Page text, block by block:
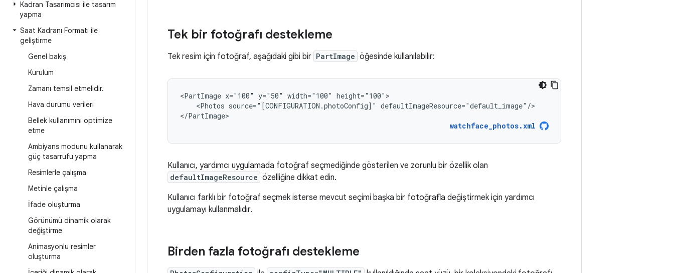
Kadran Tasarımcısı ile tasarım
yapma
Saat Kadranı Formatı ile
geliştirme
Genel bakış
Kurulum
Zamanı temsil etmelidir.
Hava durumu verileri
Bellek kullanımını optimize
etme
Ambiyans modunu kullanarak
güç tasarrufu yapma
Resimlerle çalışma
Metinle çalışma
İfade oluşturma
Görünümü dinamik olarak
değiştirme
Animasyonlu resimler
oluşturma
Tek bir fotoğrafı destekleme
Tek resim için fotoğraf, aşağıdaki gibi bir PartImage öğesinde kullanılabilir:
<PartImage x="100" y="50" width="100"
<Photos source="[CONFIGURATION.photoConfig]" defaultImageResource="default_image"/>
</PartImage>
watchface_photos.xml
Kullanıcı, yardımcı uygulamada fotoğraf seçmediğinde gösterilen ve zorunlu bir özellik olan
defaultImageResource özelliğine dikkat edin.
Kullanıcı farklı bir fotoğraf seçmek isterse mevcut seçimi başka bir fotoğrafla değiştirmek için yardımcı
uygulamayı kullanmalıdır.
Birden fazla fotoğrafı destekleme